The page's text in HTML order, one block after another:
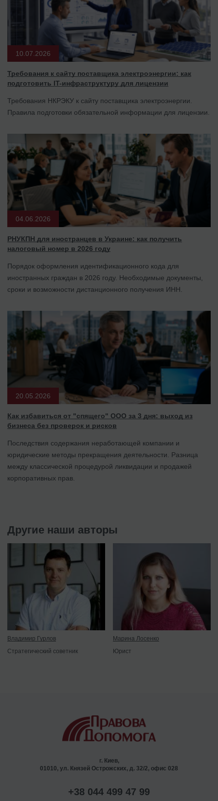
10.07.2026
Требования к сайту поставщика электроэнергии: как
подготовить IT-инфраструктуру для лицензии
Требования НКРЭКУ к сайту поставщика электроэнергии.
Правила подготовки обязательной информации для лицензии.
04.06.2026
РНУКПН для иностранцев в Украине: как получить
налоговый номер в 2026 году
Порядок оформления идентификационного кода для
иностранных граждан в 2026 году. Необходимые документы,
сроки и возможности дистанционного получения ИНН.
20.05.2026
Как избавиться от "спящего" ООО за 3 дня: выход из
бизнеса без проверок и рисков
Последствия содержания неработающей компании и
юридические методы прекращения деятельности. Разница
между классической процедурой ликвидации и продажей
корпоративных прав.
Другие наши авторы
Владимир Гурлов
Стратегический советник
Марина Лосенко
Юрист
г. Киев,
01010, ул. Князей Острожских, д. 32/2, офис 028
+38 044 499 47 99